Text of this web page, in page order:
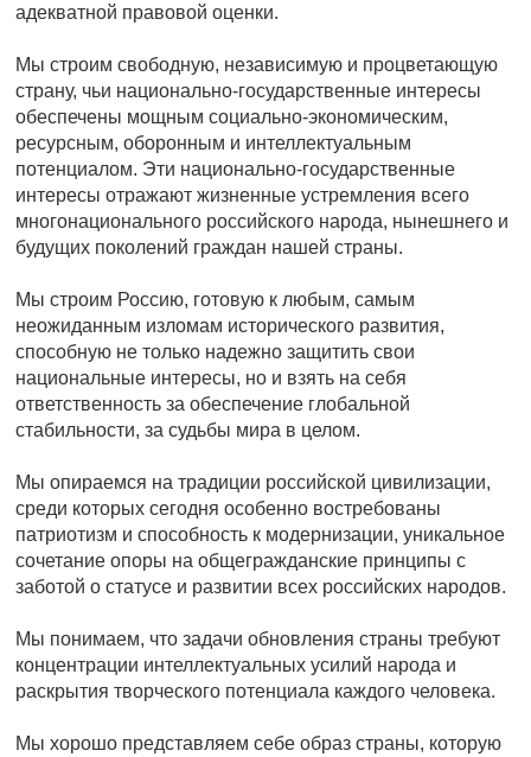
адекватной правовой оценки.
Мы строим свободную, независимую и процветающую
страну, чьи национально-государственные интересы
обеспечены мощным социально-экономическим,
ресурсным, оборонным и интеллектуальным
потенциалом. Эти национально-государственные
интересы отражают жизненные устремления всего
многонационального российского народа, нынешнего и
будущих поколений граждан нашей страны.
Мы строим Россию, готовую к любым, самым
неожиданным изломам исторического развития,
способную не только надежно защитить свои
национальные интересы, но и взять на себя
ответственность за обеспечение глобальной
стабильности, за судьбы мира в целом.
Мы опираемся на традиции российской цивилизации,
среди которых сегодня особенно востребованы
патриотизм и способность к модернизации, уникальное
сочетание опоры на общегражданские принципы с
заботой о статусе и развитии всех российских народов.
Мы понимаем, что задачи обновления страны требуют
концентрации интеллектуальных усилий народа и
раскрытия творческого потенциала каждого человека.
Мы хорошо представляем себе образ страны, которую